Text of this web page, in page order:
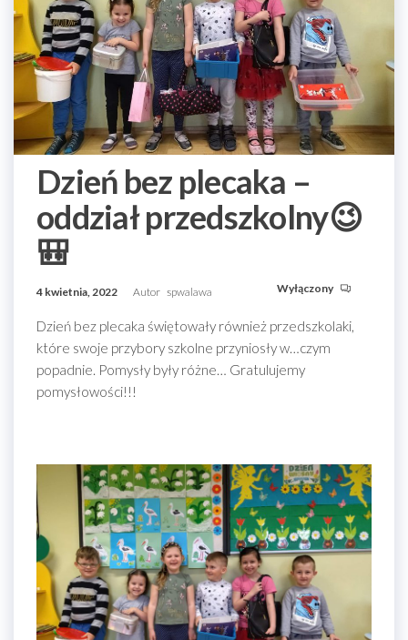
Dzień bez plecaka –
oddział przedszkolny😉
🎒
4 kwietnia, 2022 Autor spwalawa Wyłączony
Dzień bez plecaka świętowały również przedszkolaki,
które swoje przybory szkolne przyniosły w…czym
popadnie. Pomysły były różne… Gratulujemy
pomysłowości!!!